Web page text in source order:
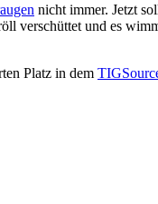
nicht immer. Jetzt
verschüttet und es
Platz in dem